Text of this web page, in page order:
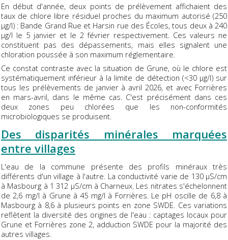
En début d'année, deux points de prélèvement affichaient des
taux de chlore libre résiduel proches du maximum autorisé (250
µg/l) : Bande Grand Rue et Harsin rue des Écoles, tous deux à 240
µg/l le 5 janvier et le 2 février respectivement. Ces valeurs ne
constituent pas des dépassements, mais elles signalent une
chloration poussée à son maximum réglementaire.
Ce constat contraste avec la situation de Grune, où le chlore est
systématiquement inférieur à la limite de détection (<30 µg/l) sur
tous les prélèvements de janvier à avril 2026, et avec Forrières
en mars-avril, dans le même cas. C'est précisément dans ces
deux zones peu chlorées que les non-conformités
microbiologiques se produisent.
Des disparités minérales marquées
entre villages
L'eau de la commune présente des profils minéraux très
différents d'un village à l'autre. La conductivité varie de 130 µS/cm
à Masbourg à 1 312 µS/cm à Charneux. Les nitrates s'échelonnent
de 2,6 mg/l à Grune à 45 mg/l à Forrières. Le pH oscille de 6,8 à
Masbourg à 8,6 à plusieurs points en zone SWDE. Ces variations
reflètent la diversité des origines de l'eau : captages locaux pour
Grune et Forrières zone 2, adduction SWDE pour la majorité des
autres villages.